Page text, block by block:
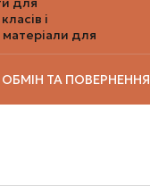
ОБМІН ТА ПОВЕРНЕННЯ